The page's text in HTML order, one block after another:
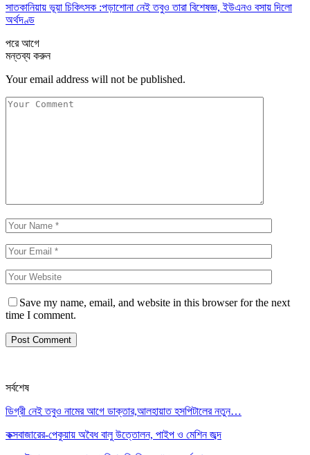
সাতকানিয়ায় ভূয়া চিকিৎসক :পড়াশোনা নেই তবুও তারা বিশেষজ্ঞ, ইউএনও বসায় দিলো
অর্থদণ্ড
পরেআগে
মন্তব্য করুন
Your email address will not be published.
Save my name, email, and website in this browser for the next
time I comment.
সর্বশেষ
ডিগ্রী নেই তবুও নামের আগে ডাক্তার,আলহায়াত হসপিটালের নতুন…
কক্সবাজারের-পেকুয়ায় অবৈধ বালু উত্তোলন, পাইপ ও মেশিন জব্দ